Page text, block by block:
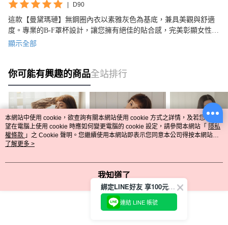
D90
這款【曼黛瑪璉】無鋼圈內衣以素雅灰色為基底，兼具美觀與舒適
度。專業的B-F罩杯設計，讓您擁有絕佳的貼合感，完美彰顯女性曼
黛瑪璉的柔美。
顯示全部
你可能有興趣的商品全站排行
【曼黛瑪璉】無鋼圈內
衣E70.F70罩杯(楓糖
膚)
NT$520
NT$1,580
【曼黛瑪璉】無
衣 B-F罩杯(銀灰)
NT$1,294
NT$1,680
本網站中使用 cookie，欲查詢有關本網站使用 cookie 方式之詳情，及若您不希
望在電腦上使用 cookie 時應如何變更電腦的 cookie 設定，請參閱本網站「 隱私
權條款 」之 Cookie 聲明。您繼續使用本網站即表示您同意本公司得按本網站使
用條款之 Cookie 聲明使用 cookie。
了解更多 >
我知道了
綁定LINE好友 享100元折價券
連結 LINE 帳號